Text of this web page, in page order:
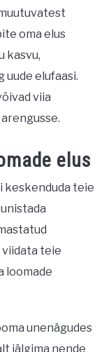
oma elus
kasvu,
uude elufaasi.
viia
elus
keskenduda teie
viidata teie
loomade
unenägudes
jälgima nende